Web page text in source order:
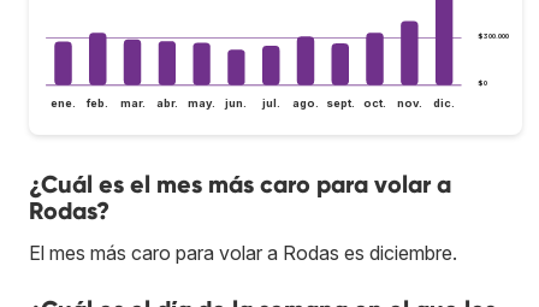
$0
$300.000
ene. feb. mar. abr. may. jun. jul. ago. sept. oct. nov. dic.
¿Cuál es el mes más caro para volar a
Rodas?
El mes más caro para volar a Rodas es diciembre.